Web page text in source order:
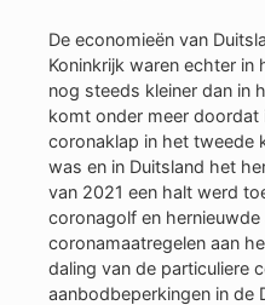
De economieën van
Koninkrijk waren echter in
nog steeds kleiner dan in
komt onder meer doordat
coronaklap in het tweede
was en in Duitsland het
van 2021 een halt werd
coronagolf en
coronamaatregelen aan
daling van de particuliere
aanbodbeperkingen in de